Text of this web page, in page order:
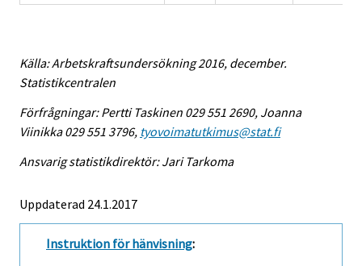
Källa: Arbetskraftsundersökning 2016, december.
Statistikcentralen
Förfrågningar: Pertti Taskinen 029 551 2690, Joanna
Viinikka 029 551 3796, tyovoimatutkimus@stat.fi
Ansvarig statistikdirektör: Jari Tarkoma
Uppdaterad 24.1.2017
Instruktion för hänvisning: